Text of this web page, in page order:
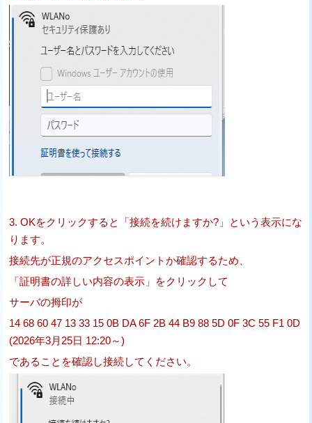
3. OKをクリックすると「接続を続けますか?」という表示にな
ります。
接続先が正規のアクセスポイントか確認するため、
「証明書の詳しい内容の表示」をクリックして
サーバの拇印が
14 68 60 47 13 33 15 0B DA 6F 2B 44 B9 88 5D 0F 3C 55 F1 0D
(2026年3月25日 12:20～)
であることを確認し接続してください。